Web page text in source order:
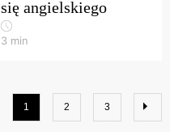
się angielskiego
3 min
1 2 3